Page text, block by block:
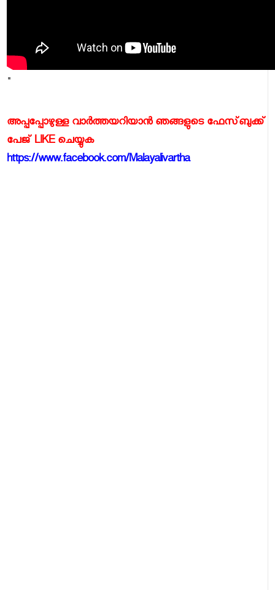
"
അപ്പപ്പോഴുള്ള വാര്‍ത്തയറിയാന്‍ ഞങ്ങളുടെ ഫേസ്‌ബുക്ക്‌
പേജ് LIKE ചെയ്യുക
https://www.facebook.com/Malayalivartha